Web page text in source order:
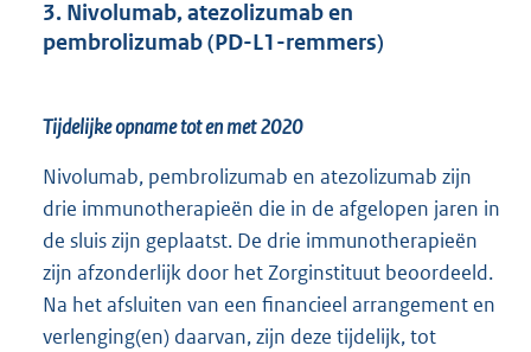
3. Nivolumab, atezolizumab en
pembrolizumab (PD-L1-remmers)
Tijdelijke opname tot en met 2020
Nivolumab, pembrolizumab en atezolizumab zijn
drie immunotherapieën die in de afgelopen jaren in
de sluis zijn geplaatst. De drie immunotherapieën
zijn afzonderlijk door het Zorginstituut beoordeeld.
Na het afsluiten van een financieel arrangement en
verlenging(en) daarvan, zijn deze tijdelijk, tot